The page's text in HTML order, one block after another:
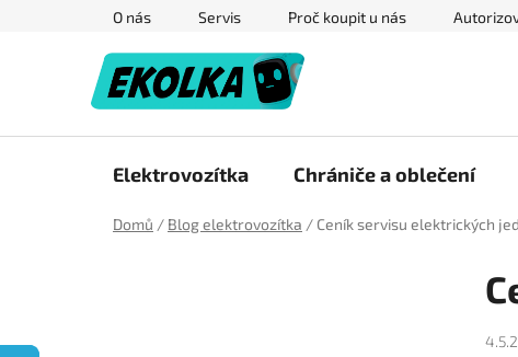
O nás Servis Proč koupit u nás
Elektrovozítka Chrániče a oblečení
Domů / Blog elektrovozítka / Ceník servisu elektrických